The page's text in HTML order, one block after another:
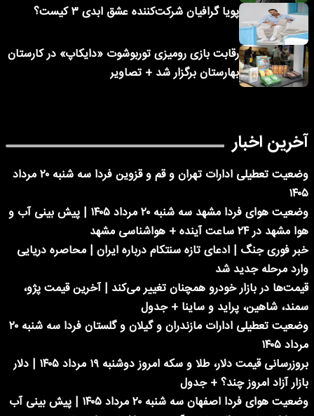
پویا گرافیان شرکت‌کننده عشق ابدی ۳ کیست؟
رقابت بازی رومیزی توربوشوت «دایکاپ» در کارستان
بهارستان برگزار شد + تصاویر
آخرین اخبار
وضعیت تعطیلی ادارات تهران و قم و قزوین فردا سه شنبه ۲۰ مرداد
۱۴۰۵
وضعیت هوای فردا مشهد سه شنبه ۲۰ مرداد ۱۴۰۵ | پیش بینی آب و
هوا مشهد در ۲۴ ساعت آینده + هواشناسی مشهد
خبر فوری جنگ | ادعای تازه سنتکام درباره ایران | محاصره دریایی
وارد مرحله جدید شد
قیمت‌ها در بازار خودرو همچنان تغییر می‌کند | آخرین قیمت پژو،
سمند، شاهین، پراید و ساینا + جدول
وضعیت تعطیلی ادارات مازندران و گیلان و گلستان فردا سه شنبه ۲۰
مرداد ۱۴۰۵
بروزرسانی قیمت دلار، طلا و سکه امروز دوشنبه ۱۹ مرداد ۱۴۰۵ | دلار
بازار آزاد امروز چند؟ + جدول
وضعیت هوای فردا اصفهان سه شنبه ۲۰ مرداد ۱۴۰۵ | پیش بینی آب